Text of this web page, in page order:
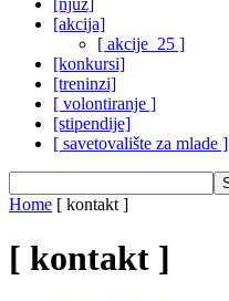
[njuz]
[akcija]
[ akcije_25 ]
[konkursi]
[treninzi]
[ volontiranje ]
[stipendije]
[ savetovalište za mlade ]
Home [ kontakt ]
[ kontakt ]